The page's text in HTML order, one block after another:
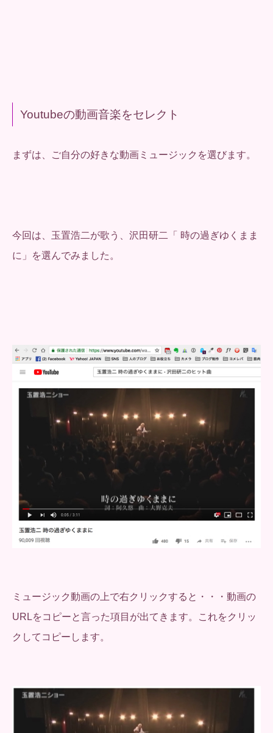
Youtubeの動画音楽をセレクト
まずは、ご自分の好きな動画ミュージックを選びます。
今回は、玉置浩二が歌う、沢田研二「 時の過ぎゆくまま
に」を選んでみました。
ミュージック動画の上で右クリックすると・・・動画の
URLをコピーと言った項目が出てきます。これをクリッ
クしてコピーします。